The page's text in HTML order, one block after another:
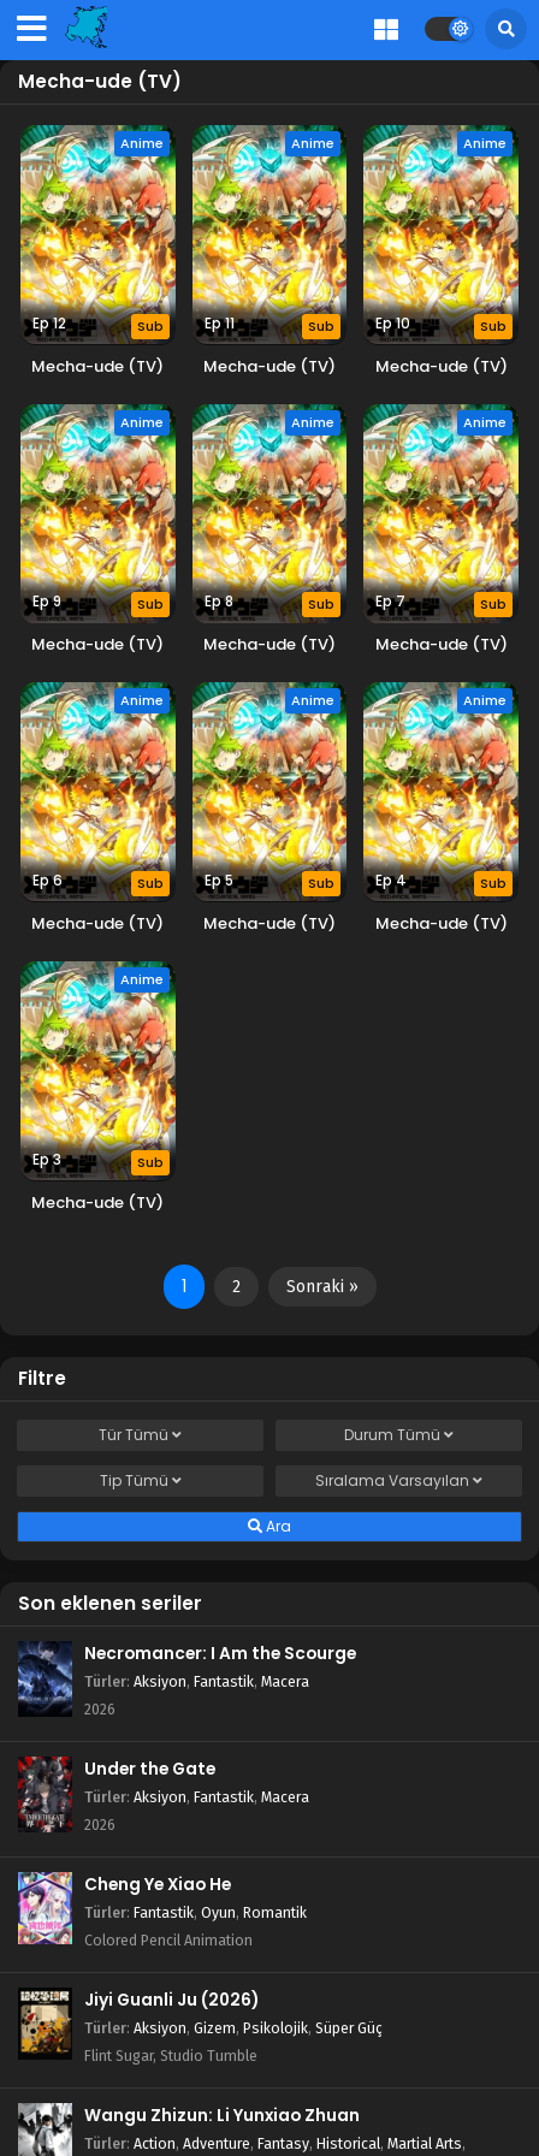
Mecha-ude (TV)
Anime
Ep 12 Sub
Mecha-ude (TV)
Anime
Ep 11 Sub
Mecha-ude (TV)
Anime
Ep 10 Sub
Mecha-ude (TV)
Anime
Ep 9 Sub
Mecha-ude (TV)
Anime
Ep 8 Sub
Mecha-ude (TV)
Anime
Ep 7 Sub
Mecha-ude (TV)
Anime
Ep 6 Sub
Mecha-ude (TV)
Anime
Ep 5 Sub
Mecha-ude (TV)
Anime
Ep 4 Sub
Mecha-ude (TV)
Anime
Ep 3 Sub
Mecha-ude (TV)
1 2 Sonraki »
Filtre
TürTümü Durum Tümü
TipTümü Sıralama Varsayılan
Ara
Son eklenen seriler
Necromancer: I Am the Scourge
Türler: Aksiyon, Fantastik, Macera
2026
Under the Gate
Türler: Aksiyon, Fantastik, Macera
2026
Cheng Ye Xiao He
Türler: Fantastik, Oyun, Romantik
Colored Pencil Animation
Jiyi Guanli Ju (2026)
Türler: Aksiyon, Gizem, Psikolojik, Süper Güç
Flint Sugar, Studio Tumble
Wangu Zhizun: Li Yunxiao Zhuan
Türler: Action, Adventure, Fantasy, Historical, Martial Arts,